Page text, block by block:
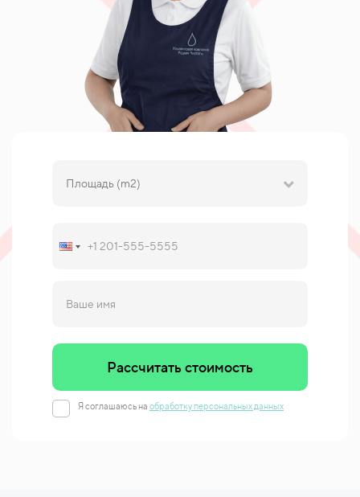
Площадь (m2)
Рассчитать стоимость
Я соглашаюсь на обработку персональных данных